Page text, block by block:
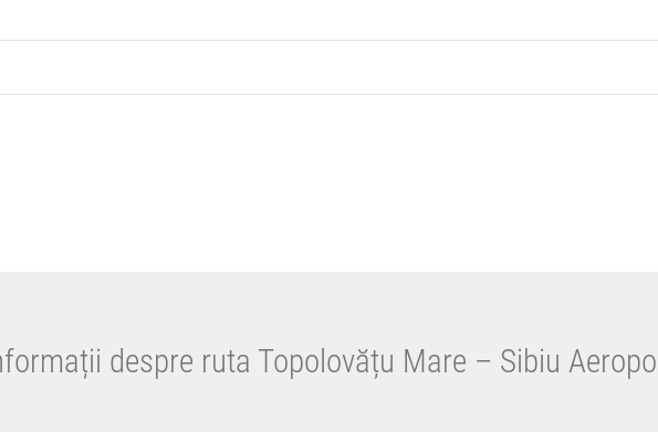
despre ruta Topolovățu Mare – Sibiu